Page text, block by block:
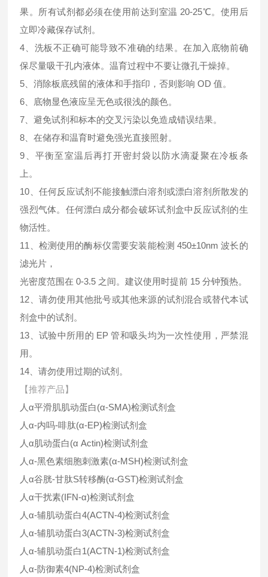
果。所有试剂都必须在使用前达到室温 20-25℃。使用后
立即冷藏保存试剂。
4、洗板不正确可能导致不准确的结果。在加入底物前确
保尽量吸干孔内液体。温育过程中不要让微孔干燥掉。
5、消除板底残留的液体和手指印，否则影响 OD 值。
6、底物显色液应呈无色或很浅的颜色。
7、避免试剂和标本的交叉污染以免造成错误结果。
8、在储存和温育时避免强光直接照射。
9、平衡至室温后再打开密封袋以防水滴凝聚在冷板条
上。
10、任何反应试剂不能接触漂白溶剂或漂白溶剂所散发的
强烈气体。任何漂白成分都会破坏试剂盒中反应试剂的生
物活性。
11、检测使用的酶标仪需要安装能检测 450±10nm 波长的
滤光片，
光密度范围在 0-3.5 之间。建议使用时提前 15 分钟预热。
12、请勿使用其他批号或其他来源的试剂混合或替代本试
剂盒中的试剂。
13、试验中所用的 EP 管和吸头均为一次性使用，严禁混
用。
14、请勿使用过期的试剂。
【推荐产品】
人α平滑肌肌动蛋白(α-SMA)检测试剂盒
人α-内吗-啡肽(α-EP)检测试剂盒
人α肌动蛋白(α Actin)检测试剂盒
人α-黑色素细胞刺激素(α-MSH)检测试剂盒
人α谷胱-甘肽S转移酶(α-GST)检测试剂盒
人α干扰素(IFN-α)检测试剂盒
人α-辅肌动蛋白4(ACTN-4)检测试剂盒
人α-辅肌动蛋白3(ACTN-3)检测试剂盒
人α-辅肌动蛋白1(ACTN-1)检测试剂盒
人α-防御素4(NP-4)检测试剂盒